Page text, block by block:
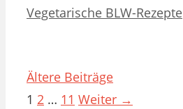
Vegetarische BLW-Rezepte
Ältere Beiträge
Seite
1 Seite
2 … Seite
11 Weiter →